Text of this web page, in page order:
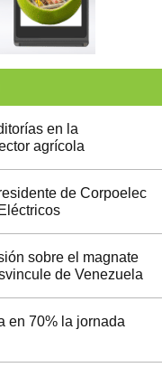
en la
agrícola
de Corpoelec
sobre el magnate
de Venezuela
en 70% la jornada